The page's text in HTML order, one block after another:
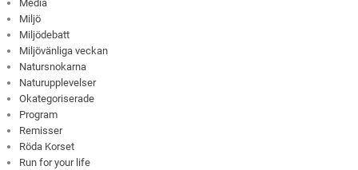
Media
Miljö
Miljödebatt
Miljövänliga veckan
Natursnokarna
Naturupplevelser
Okategoriserade
Program
Remisser
Röda Korset
Run for your life